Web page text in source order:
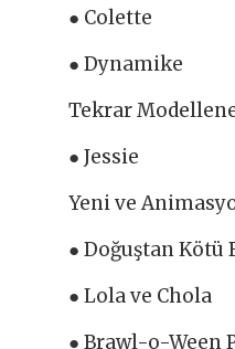
● Colette
● Dynamike
Tekrar
● Jessie
Yeni ve
● Doğuştan Kötü
● Lola ve Chola
● Brawl-o-Ween